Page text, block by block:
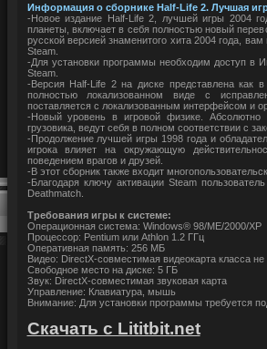
Информация о сборнике Half-Life 2. Лучшая
-Новое издание Half-Life 2, лучшей игры 2004
планеты, включает в себя полностью новый
русской версией знаменитого хита 2004 года,
Steam.
-Для установки программы необходим доступ в
Steam.
-Версия Half-Life 2 на диске представлена как
полностью локализованном виде с
поставляется с локализованным интерфейсом и
-Новый уровень в игровой физике. Абсолютно
грузовика, ведут себя в полном соответствии с
-Продолжение лучшей игры 1998 года и
игрока влияет на окружающую
поведением врагов и друзей.
-В этот сборник также входит
-Благодаря ключу активации Steam
Deathmatch.
Требования игры к системе:
Операционная система: Windows® 98/ME/2000/XP
Процессор: Pentium или Athlon 1.2 ГГц
Оперативная память: 256 МБ
Видео: DirectX-совместимая видеокарта класса
Свободное место на диске: 5 ГБ
Звук: DirectX-совместимая звуковая карта
Управление: Клавиатура, мышь
Внимание: Для установки программы требуется
Скачать с Lititbit.net